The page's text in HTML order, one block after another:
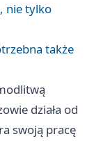
nie tylko
także
działa od
swoją pracę